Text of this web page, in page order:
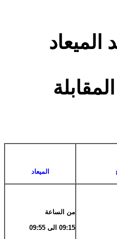
الميعاد
من الساعة
09:15 الى 09:55